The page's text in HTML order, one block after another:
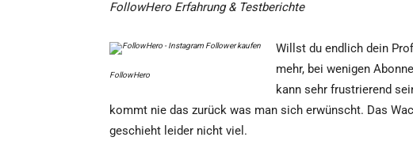
FollowHero Erfahrung & Testberichte
FollowHero
Willst du endlich dein
mehr, bei wenigen
kann sehr frustrierend
kommt nie das zurück was man sich erwünscht. Das
geschieht leider nicht viel.